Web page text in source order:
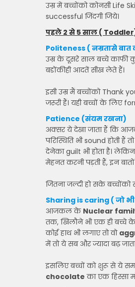
उम्र में बच्चोंको कोनसी Life
successful जिंदगी जिये।
पहले 2 से 5 साल (
Politeness ( नम्रतासे बात
उम्र के दूसरे साल बच्चे काफी
बडोंकीही आदतें सीख लेते हैं।
इसी उम्र मैं बच्चोंको Thank
जरूरी हैं। यही बच्चों के लिए
Patience (संयम रखना)
अक्सर ये देखा जाता हैं कि
परिस्थिति भी sound होती हैं
देनेका guilt भी होता है।
मेहनत करनी पड़ती हैं, इन
जितना जल्दी हो सके
Sharing is caring ( जो
आजकल के Nuclear
तक, खिलौने भी एक ही बच्चे के
कोई हाथ भी लगाए तो वो
में तो ये सब और ज्यादा बढ़
इसलिए बच्चों को शुरू से ये
chocolate का एक हिस्सा